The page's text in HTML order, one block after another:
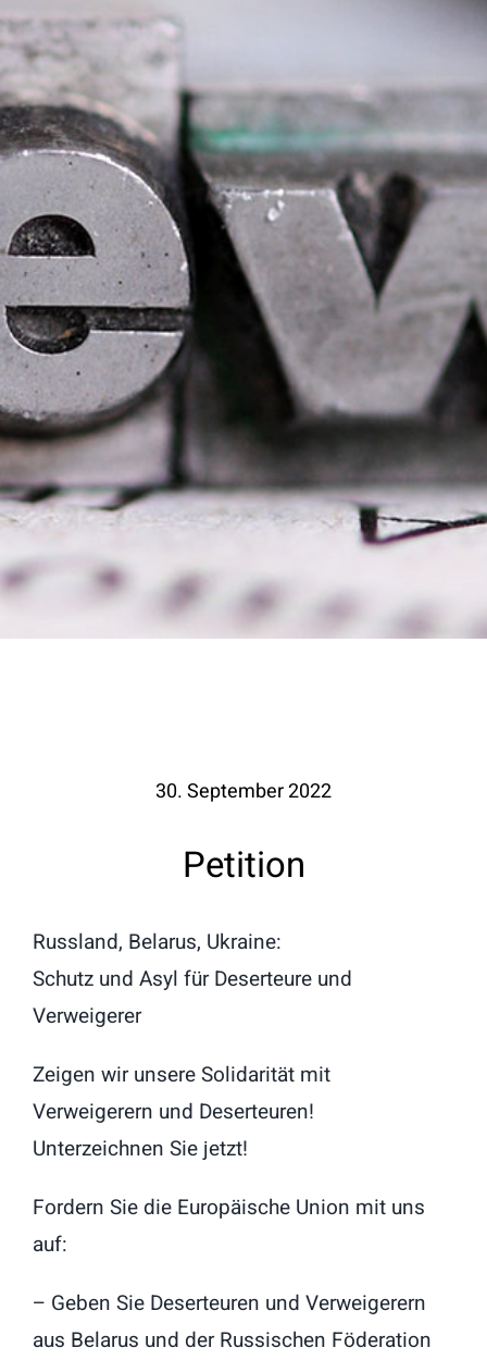
English Information
Links
Kontakt
30. September 2022
Petition
Russland, Belarus, Ukraine:
Schutz und Asyl für Deserteure und
Verweigerer
Zeigen wir unsere Solidarität mit
Verweigerern und Deserteuren!
Unterzeichnen Sie jetzt!
Fordern Sie die Europäische Union mit uns
auf:
– Geben Sie Deserteuren und Verweigerern
aus Belarus und der Russischen Föderation